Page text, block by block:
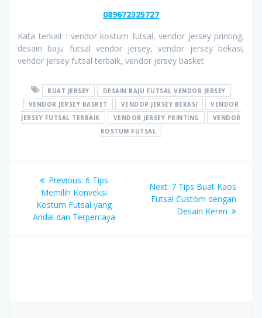
089672325727
Kata terkait : vendor kostum futsal, vendor jersey printing,
desain baju futsal vendor jersey, vendor jersey bekasi,
vendor jersey futsal terbaik, vendor jersey basket
BUAT JERSEY
DESAIN BAJU FUTSAL VENDOR JERSEY
VENDOR JERSEY BASKET
VENDOR JERSEY BEKASI
VENDOR
JERSEY FUTSAL TERBAIK
VENDOR JERSEY PRINTING
VENDOR
KOSTUM FUTSAL
Post
navigation
Previous: Previous
post:
6 Tips
Memilih Konveksi
Kostum Futsal yang
Andal dan Terpercaya
Next: Next
post:
7 Tips Buat Kaos
Futsal Custom dengan
Desain Keren